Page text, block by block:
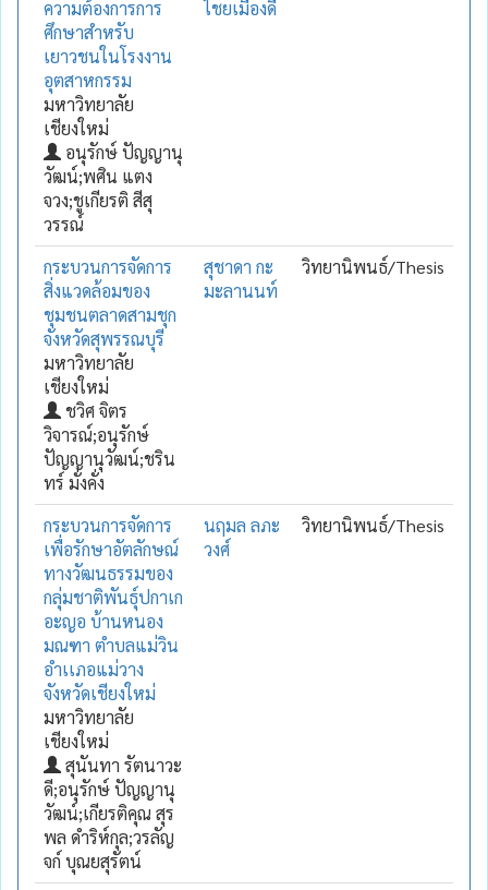
ความต้องการการ
ศึกษาสำหรับ
เยาวชนในโรงงาน
อุตสาหกรรม
มหาวิทยาลัย
เชียงใหม่
อนุรักษ์ ปัญญานุ
วัฒน์;พศิน แตง
จวง;ชูเกียรติ สีสุ
วรรณ์
ไชยเมืองดี
กระบวนการจัดการ
สิ่งแวดล้อมของ
ชุมชนตลาดสามชุก
จังหวัดสุพรรณบุรี
มหาวิทยาลัย
เชียงใหม่
ชวิศ จิตร
วิจารณ์;อนุรักษ์
ปัญญานุวัฒน์;ชริน
ทร์ มั่งคั่ง
สุชาดา กะ
มะลานนท์
วิทยานิพนธ์/Thesis
กระบวนการจัดการ
เพื่อรักษาอัตลักษณ์
ทางวัฒนธรรมของ
กลุ่มชาติพันธุ์ปกาเก
อะญอ บ้านหนอง
มณฑา ตำบลแม่วิน
อำเเภอแม่วาง
จังหวัดเชียงใหม่
มหาวิทยาลัย
เชียงใหม่
สุนันทา รัตนาวะ
ดี;อนุรักษ์ ปัญญานุ
วัฒน์;เกียรติคุณ สุร
พล ดำริห์กุล;วรลัญ
จก์ บุณยสุรัตน์
นฤมล ลภะ
วงศ์
วิทยานิพนธ์/Thesis